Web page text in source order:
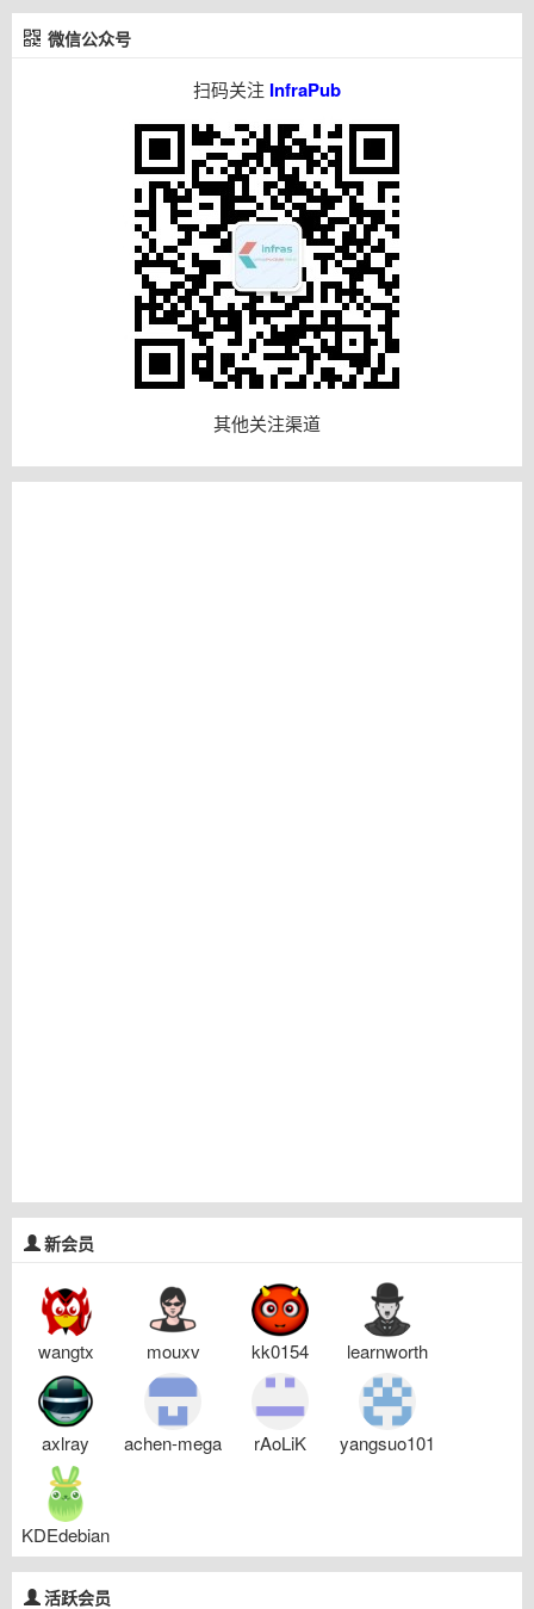
微信公众号
扫码关注 InfraPub
其他关注渠道
新会员
wangtx mouxv kk0154 learnworth
axlray achen-mega rAoLiK yangsuo101
KDEdebian
活跃会员